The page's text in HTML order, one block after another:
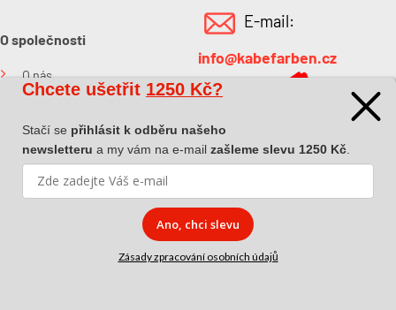
O společnosti
O nás
E-mail:
info@kabefarben.cz
Dova a.s. Pokyny k převzetí zásilky
zpracování osobních údajů|Affiliate spolupráce
Chcete ušetřit 1250 Kč?
Stačí se přihlásit k odběru našeho
newsletteru a my vám na e-mail zašleme slevu 1250 Kč
Ano, chci slevu
Zásady zpracování osobních údajů